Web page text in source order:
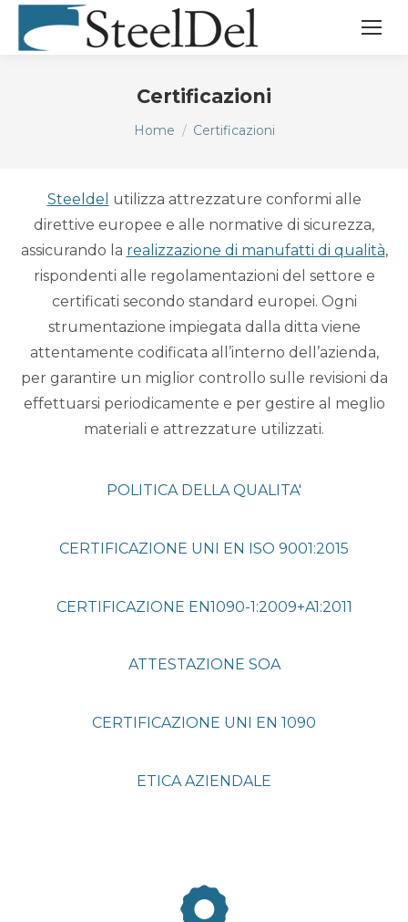
Certificazioni
Tu sei qui:
Home Certificazioni
Steeldel utilizza attrezzature conformi alle
direttive europee e alle normative di sicurezza,
assicurando la realizzazione di manufatti di qualità,
rispondenti alle regolamentazioni del settore e
certificati secondo standard europei. Ogni
strumentazione impiegata dalla ditta viene
attentamente codificata all’interno dell’azienda,
per garantire un miglior controllo sulle revisioni da
effettuarsi periodicamente e per gestire al meglio
materiali e attrezzature utilizzati.
POLITICA DELLA QUALITA'
CERTIFICAZIONE UNI EN ISO 9001:2015
CERTIFICAZIONE EN1090-1:2009+A1:2011
ATTESTAZIONE SOA
CERTIFICAZIONE UNI EN 1090
ETICA AZIENDALE